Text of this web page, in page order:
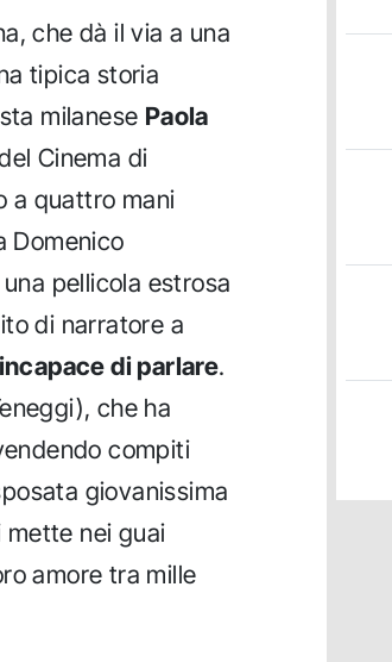
che dà il via a una
tipica storia
milanese Paola
Cinema di
a quattro mani
Domenico
pellicola estrosa
di narratore a
incapace di parlare.
che ha
compiti
giovanissima
mette nei guai
amore tra mille